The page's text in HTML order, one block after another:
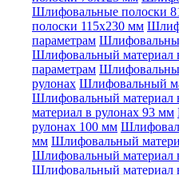
Шлифовальные полоски
полоски 115x230 мм
параметрам
Шлифовальный материал
параметрам
рулонах Шлифовальный
Шлифовальный материал
материал в рулонах 93 мм
рулонах 100 мм
мм Шлифовальный
Шлифовальный материал
Шлифовальный материал